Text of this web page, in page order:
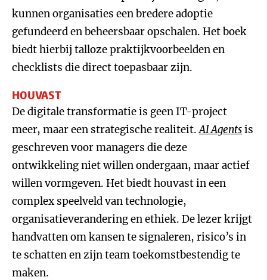
kunnen organisaties een bredere adoptie
gefundeerd en beheersbaar opschalen. Het boek
biedt hierbij talloze praktijkvoorbeelden en
checklists die direct toepasbaar zijn.
HOUVAST
De digitale transformatie is geen IT-project
meer, maar een strategische realiteit.AI Agentsis
geschreven voor managers die deze
ontwikkeling niet willen ondergaan, maar actief
willen vormgeven. Het biedt houvast in een
complex speelveld van technologie,
organisatieverandering en ethiek. De lezer krijgt
handvatten om kansen te signaleren, risico’s in
te schatten en zijn team toekomstbestendig te
maken.